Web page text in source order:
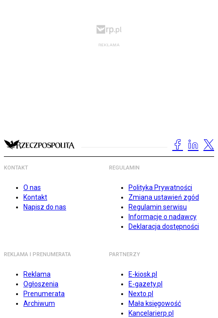
KONTAKT
O nas
Kontakt
Napisz do nas
REGULAMIN
Polityka Prywatności
Zmiana ustawień zgód
Regulamin serwisu
Informacje o nadawcy
Deklaracja dostępności
REKLAMA I PRENUMERATA
Reklama
Ogłoszenia
Prenumerata
Archiwum
PARTNERZY
E-kiosk.pl
E-gazety.pl
Nexto.pl
Mała księgowość
Kancelarierp.pl